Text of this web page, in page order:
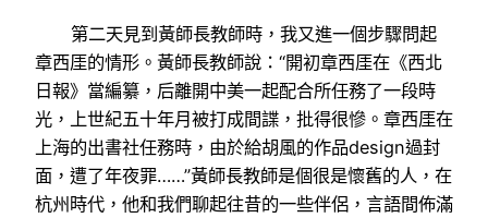
第二天見到黃師長教師時，我又進一個步驟問起
章西厓的情形。黃師長教師說：“開初章西厓在《西北
日報》當編纂，后離開中美一起配合所任務了一段時
光，上世紀五十年月被打成間諜，批得很慘。章西厓在
上海的出書社任務時，由於給胡風的作品design過封
面，遭了年夜罪……”黃師長教師是個很是懷舊的人，在
杭州時代，他和我們聊起往昔的一些伴侶，言語間佈滿